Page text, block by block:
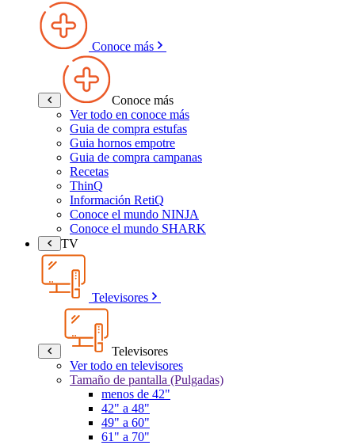
Conoce más
Conoce más
Ver todo en conoce más
Guia de compra estufas
Guia hornos empotre
Guia de compra campanas
Recetas
ThinQ
Información RetiQ
Conoce el mundo NINJA
Conoce el mundo SHARK
TV
Televisores
Televisores
Ver todo en televisores
Tamaño de pantalla (Pulgadas)
menos de 42"
42" a 48"
49" a 60"
61" a 70"